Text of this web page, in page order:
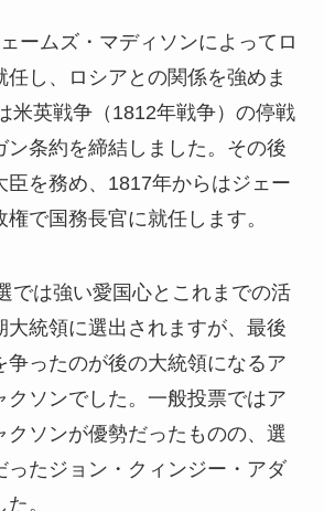
ームズ・マディソンによってロ
任し、ロシアとの関係を強めま
米英戦争（1812年戦争）の停戦
ン条約を締結しました。その後
臣を務め、1817年からはジェー
で国務長官に就任します。
では強い愛国心とこれまでの活
大統領に選出されますが、最後
争ったのが後の大統領になるア
クソンでした。一般投票ではア
クソンが優勢だったものの、選
ったジョン・クィンジー・アダ
。